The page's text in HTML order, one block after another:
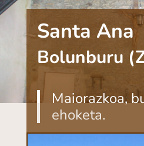
Santa Ana
Bolunburu
Maiorazkoa,
ehoketa.